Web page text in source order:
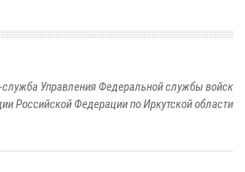
Управления Федеральной службы войск
Российской Федерации по Иркутской области